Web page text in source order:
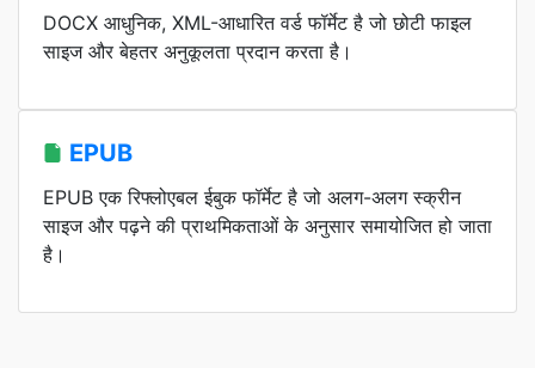
DOCX आधुनिक, XML-आधारित वर्ड फॉर्मेट है जो छोटी फाइल
साइज और बेहतर अनुकूलता प्रदान करता है।
EPUB
EPUB एक रिफ्लोएबल ईबुक फॉर्मेट है जो अलग-अलग स्क्रीन
साइज और पढ़ने की प्राथमिकताओं के अनुसार समायोजित हो जाता
है।